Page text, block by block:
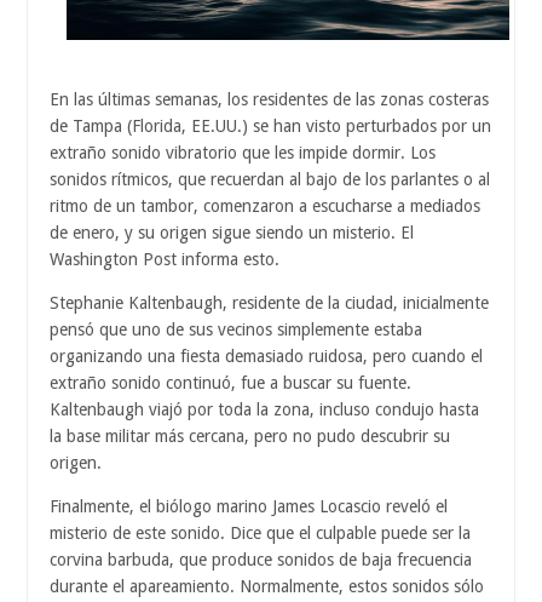
En las últimas semanas, los residentes de las zonas costeras
de Tampa (Florida, EE.UU.) se han visto perturbados por un
extraño sonido vibratorio que les impide dormir. Los
sonidos rítmicos, que recuerdan al bajo de los parlantes o al
ritmo de un tambor, comenzaron a escucharse a mediados
de enero, y su origen sigue siendo un misterio. El
Washington Post informa esto.
Stephanie Kaltenbaugh, residente de la ciudad, inicialmente
pensó que uno de sus vecinos simplemente estaba
organizando una fiesta demasiado ruidosa, pero cuando el
extraño sonido continuó, fue a buscar su fuente.
Kaltenbaugh viajó por toda la zona, incluso condujo hasta
la base militar más cercana, pero no pudo descubrir su
origen.
Finalmente, el biólogo marino James Locascio reveló el
misterio de este sonido. Dice que el culpable puede ser la
corvina barbuda, que produce sonidos de baja frecuencia
durante el apareamiento. Normalmente, estos sonidos sólo